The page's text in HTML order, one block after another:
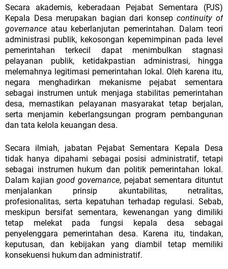
Secara akademis, keberadaan Pejabat Sementara (PJS)
Kepala Desa merupakan bagian dari konsepcontinuity of
governance atau keberlanjutan pemerintahan. Dalam teori
administrasi publik, kekosongan kepemimpinan pada level
pemerintahan terkecil dapat menimbulkan stagnasi
pelayanan publik, ketidakpastian administrasi, hingga
melemahnya legitimasi pemerintahan lokal. Oleh karena itu,
negara menghadirkan mekanisme pejabat sementara
sebagai instrumen untuk menjaga stabilitas pemerintahan
desa, memastikan pelayanan masyarakat tetap berjalan,
serta menjamin keberlangsungan program pembangunan
dan tata kelola keuangan desa.
Secara ilmiah, jabatan Pejabat Sementara Kepala
Desa
tidak hanya dipahami sebagai posisi administratif, tetapi
sebagai instrumen hukum dan politik pemerintahan lokal.
Dalam kajiangood governance, pejabat sementara dituntut
menjalankan prinsip akuntabilitas, netralitas,
profesionalitas, serta kepatuhan terhadap regulasi. Sebab,
meskipun bersifat sementara, kewenangan yang dimiliki
tetap melekat pada fungsi kepala desa sebagai
penyelenggara
pemerintahan desa. Karena itu, tindakan,
keputusan,
dan kebijakan yang diambil tetap
memiliki
konsekuensi hukum dan administratif.